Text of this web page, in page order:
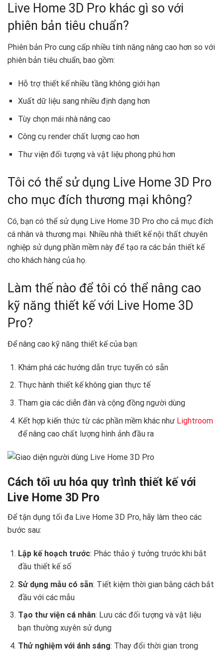
Live Home 3D Pro khác gì so với
phiên bản tiêu chuẩn?
Phiên bản Pro cung cấp nhiều tính năng nâng cao hơn so với
phiên bản tiêu chuẩn, bao gồm:
Hỗ trợ thiết kế nhiều tầng không giới hạn
Xuất dữ liệu sang nhiều định dạng hơn
Tùy chọn mái nhà nâng cao
Công cụ render chất lượng cao hơn
Thư viện đối tượng và vật liệu phong phú hơn
Tôi có thể sử dụng Live Home 3D Pro
cho mục đích thương mại không?
Có, bạn có thể sử dụng Live Home 3D Pro cho cả mục đích
cá nhân và thương mại. Nhiều nhà thiết kế nội thất chuyên
nghiệp sử dụng phần mềm này để tạo ra các bản thiết kế
cho khách hàng của họ.
Làm thế nào để tôi có thể nâng cao
kỹ năng thiết kế với Live Home 3D
Pro?
Để nâng cao kỹ năng thiết kế của bạn:
Khám phá các hướng dẫn trực tuyến có sẵn
Thực hành thiết kế không gian thực tế
Tham gia các diễn đàn và cộng đồng người dùng
Kết hợp kiến thức từ các phần mềm khác như Lightroom
để nâng cao chất lượng hình ảnh đầu ra
Cách tối ưu hóa quy trình thiết kế với
Live Home 3D Pro
Để tận dụng tối đa Live Home 3D Pro, hãy làm theo các
bước sau:
Lập kế hoạch trước: Phác thảo ý tưởng trước khi bắt
đầu thiết kế số
Sử dụng mẫu có sẵn: Tiết kiệm thời gian bằng cách bắt
đầu với các mẫu
Tạo thư viện cá nhân: Lưu các đối tượng và vật liệu
bạn thường xuyên sử dụng
Thử nghiệm với ánh sáng: Thay đổi thời gian trong